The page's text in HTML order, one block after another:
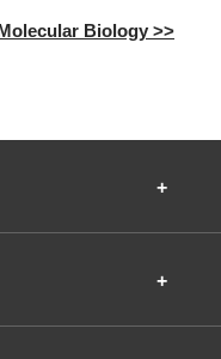
Biology >>